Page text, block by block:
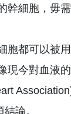
幹細胞，毋
胞都可以被
現今對血液的
論。